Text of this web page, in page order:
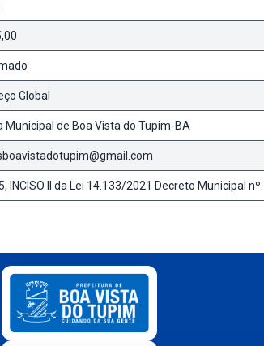
Global
Municipal de Boa Vista do Tupim-BA
INCISO II da Lei 14.133/2021 Decreto Municipal